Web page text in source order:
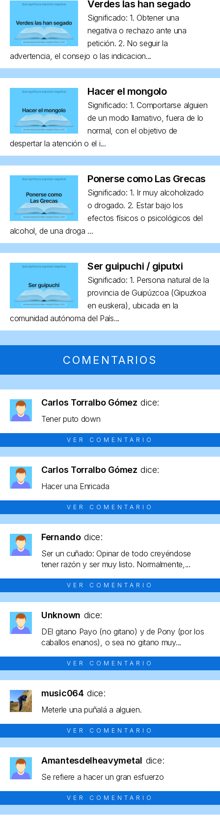
Verdes las han segado
Significado: 1. Obtener una
negativa o rechazo ante una
petición. 2. No seguir la
advertencia, el consejo o las indicacion...
Hacer el mongolo
Significado: 1. Comportarse alguien
de un modo llamativo, fuera de lo
normal, con el objetivo de
despertar la atención o el i...
Ponerse como Las Grecas
Significado: 1. Ir muy alcoholizado
o drogado. 2. Estar bajo los
efectos físicos o psicológicos del
alcohol, de una droga ...
Ser guipuchi / giputxi
Significado: 1. Persona natural de la
provincia de Guipúzcoa (Gipuzkoa
en euskera), ubicada en la
comunidad autónoma del País...
COMENTARIOS
Carlos Torralbo Gómez dice:
Tener puto down
VER COMENTARIO
Carlos Torralbo Gómez dice:
Hacer una Enricada
VER COMENTARIO
Fernando dice:
Ser un cuñado: Opinar de todo creyéndose
tener razón y ser muy listo. Normalmente,...
VER COMENTARIO
Unknown dice:
DEl gitano Payo (no gitano) y de Pony (por los
caballos enanos), o sea no gitano muy...
VER COMENTARIO
music064 dice:
Meterle una puñalá a alguien.
VER COMENTARIO
Amantesdelheavymetal dice:
Se refiere a hacer un gran esfuerzo
VER COMENTARIO